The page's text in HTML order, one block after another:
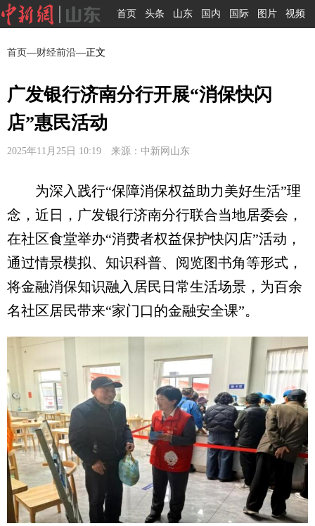
首页 头条 山东 国内 国际 图片 视频
首页—财经前沿—正文
广发银行济南分行开展“消保快闪
店”惠民活动
2025年11月25日 10:19 来源：中新网山东
为深入践行“保障消保权益助力美好生活”理
念，近日，广发银行济南分行联合当地居委会，
在社区食堂举办“消费者权益保护快闪店”活动，
通过情景模拟、知识科普、阅览图书角等形式，
将金融消保知识融入居民日常生活场景，为百余
名社区居民带来“家门口的金融安全课”。